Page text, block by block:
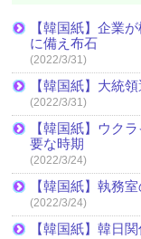
【韓国紙】企業
に備え布石
(2022/3/31)
【韓国紙】大統
(2022/3/31)
【韓国紙】ウク
要な時期
(2022/3/24)
【韓国紙】執務
(2022/3/24)
【韓国紙】韓日